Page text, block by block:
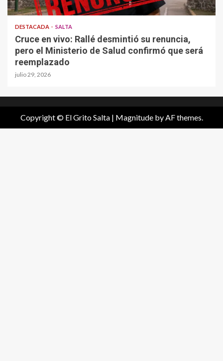
DESTACADA SALTA
Cruce en vivo: Rallé desmintió su renuncia,
pero el Ministerio de Salud confirmó que será
reemplazado
julio 29, 2026
Copyright © El Grito Salta | Magnitudeby AF themes.